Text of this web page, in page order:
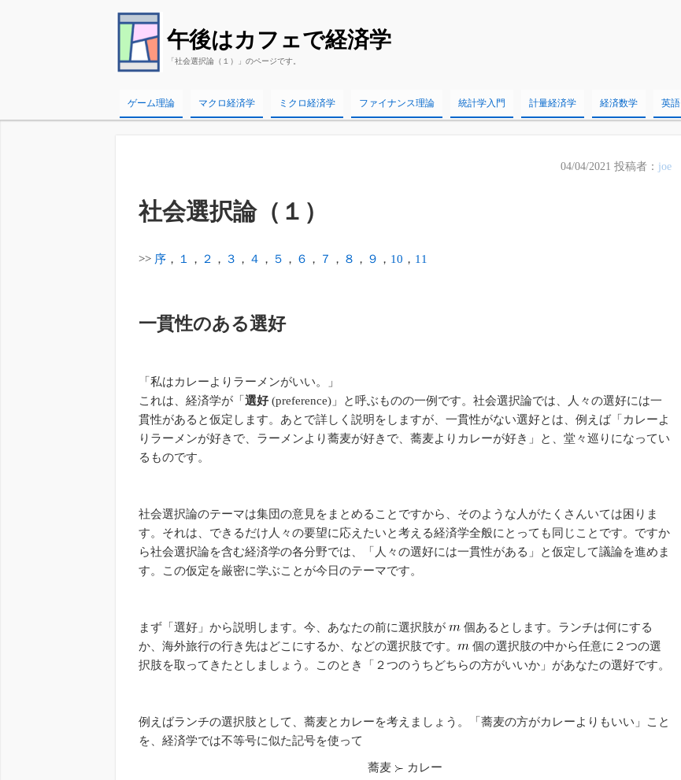
午後はカフェで経済学
「社会選択論（１）」のページです。
ゲーム理論 マクロ経済学 ミクロ経済学 ファイナンス理論 統計学入門 計量経済学 経済数学 英語
04/04/2021 投稿者： joe
社会選択論（１）
>> 序 ， １ ， ２ ， ３ ， ４ ， ５ ， ６ ， ７ ， ８ ， ９ ， 10 ， 11
一貫性のある選好
「私はカレーよりラーメンがいい。」
これは、経済学が「選好(preference)」と呼ぶものの一例です。社会選択論では、人々の選好には一
貫性があると仮定します。あとで詳しく説明をしますが、一貫性がない選好とは、例えば「カレーよ
りラーメンが好きで、ラーメンより蕎麦が好きで、蕎麦よりカレーが好き」と、堂々巡りになってい
るものです。
社会選択論のテーマは集団の意見をまとめることですから、そのような人がたくさんいては困りま
す。それは、できるだけ人々の要望に応えたいと考える経済学全般にとっても同じことです。ですか
ら社会選択論を含む経済学の各分野では、「人々の選好には一貫性がある」と仮定して議論を進めま
す。この仮定を厳密に学ぶことが今日のテーマです。
まず「選好」から説明します。今、あなたの前に選択肢が
個あるとします。ランチは何にする
か、海外旅行の行き先はどこにするか、などの選択肢です。
個の選択肢の中から任意に２つの選
択肢を取ってきたとしましょう。このとき「２つのうちどちらの方がいいか」があなたの選好です。
例えばランチの選択肢として、蕎麦とカレーを考えましょう。「蕎麦の方がカレーよりもいい」こと
を、経済学では不等号に似た記号を使って
蕎麦 カレー